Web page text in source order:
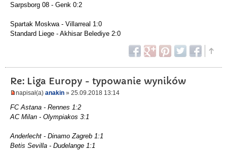
Sarpsborg 08 - Genk 0:2
Spartak Moskwa - Villarreal 1:0
Standard Liege - Akhisar Belediye 2:0
Re: Liga Europy - typowanie wyników
napisał(a) anakin » 25.09.2018 13:14
FC Astana - Rennes 1:2
AC Milan - Olympiakos 3:1
Anderlecht - Dinamo Zagreb 1:1
Betis Sevilla - Dudelange 1:1